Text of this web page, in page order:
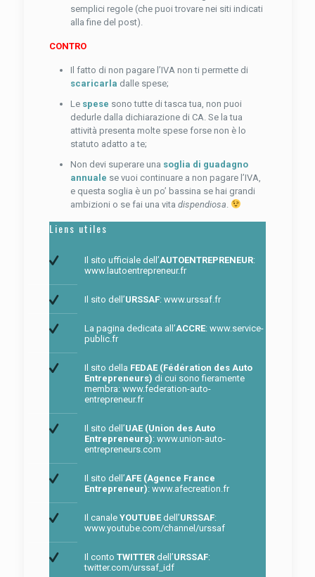
semplici regole (che puoi trovare nei siti indicati
alla fine del post).
CONTRO
Il fatto di non pagare l’IVA non ti permette di
scaricarla dalle spese;
Le spese sono tutte di tasca tua, non puoi
dedurle dalla dichiarazione di CA. Se la tua
attività presenta molte spese forse non è lo
statuto adatto a te;
Non devi superare una soglia di guadagno
annuale se vuoi continuare a non pagare l’IVA,
e questa soglia è un po’ bassina se hai grandi
ambizioni o se fai una vita dispendiosa.
Liens utiles
Il sito ufficiale dell’AUTOENTREPRENEUR:
www.lautoentrepreneur.fr
Il sito dell’URSSAF: www.urssaf.fr
La pagina dedicata all’ACCRE: www.service-
public.fr
Il sito della FEDAE (Fédération des Auto
Entrepreneurs) di cui sono fieramente
membra: www.federation-auto-
entrepreneur.fr
Il sito dell’UAE (Union des Auto
Entrepreneurs): www.union-auto-
entrepreneurs.com
Il sito dell’AFE (Agence France
Entrepreneur): www.afecreation.fr
Il canale YOUTUBEdell’URSSAF:
www.youtube.com/channel/urssaf
Il conto TWITTERdell’URSSAF:
twitter.com/urssaf_idf